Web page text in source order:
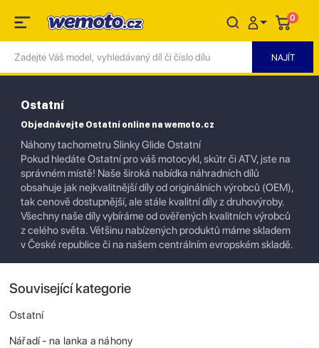
0
Ostatní
Objednávejte Ostatní online na wemoto.cz
Náhony tachometru Slinky Glide Ostatní
Pokud hledáte Ostatní pro váš motocykl, skútr či ATV, jste na
správném místě! Naše široká nabídka náhradních dílů
obsahuje jak nejkvalitnější díly od originálních výrobců (OEM),
tak cenově dostupnější, ale stále kvalitní díly z druhovýroby.
Všechny naše díly vybíráme od ověřených kvalitních výrobců
z celého světa. Většinu nabízených produktů máme skladem
v České republice či na našem centrálním evropském skladě.
Související kategorie
Ostatní
Nářadí - na lanka a náhony